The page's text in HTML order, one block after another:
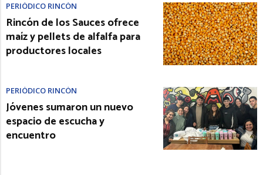
PERIÓDICO RINCÓN
Rincón de los Sauces ofrece
maíz y pellets de alfalfa para
productores locales
PERIÓDICO RINCÓN
Jóvenes sumaron un nuevo
espacio de escucha y
encuentro